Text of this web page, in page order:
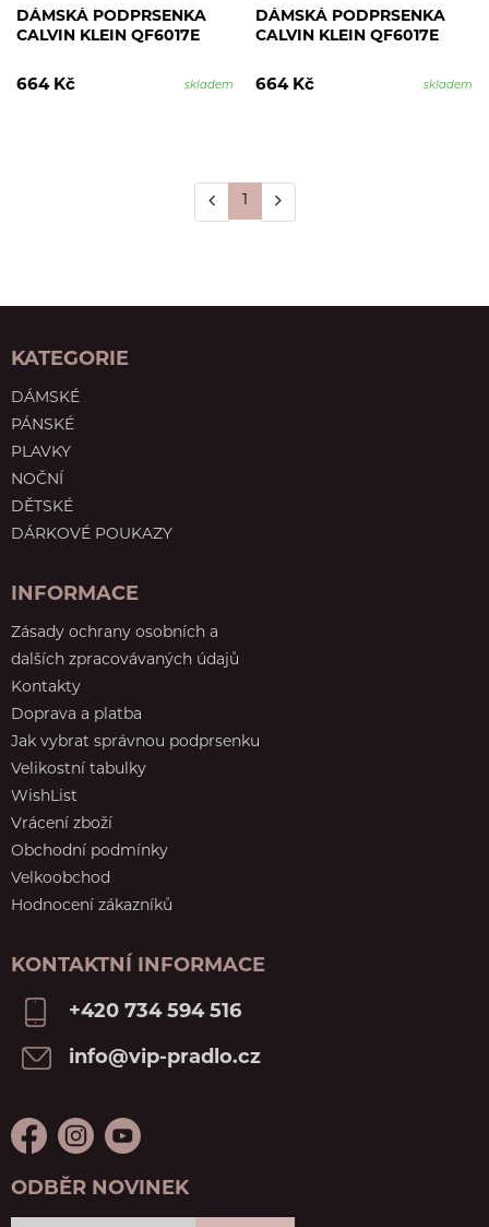
DÁMSKÁ PODPRSENKA
CALVIN KLEIN QF6017E
664 Kč skladem
DÁMSKÁ PODPRSENKA
CALVIN KLEIN QF6017E
664 Kč skladem
1
KATEGORIE
DÁMSKÉ
PÁNSKÉ
PLAVKY
NOČNÍ
DĚTSKÉ
DÁRKOVÉ POUKAZY
INFORMACE
Zásady ochrany osobních a
dalších zpracovávaných údajů
Kontakty
Doprava a platba
Jak vybrat správnou podprsenku
Velikostní tabulky
WishList
Vrácení zboží
Obchodní podmínky
Velkoobchod
Hodnocení zákazníků
KONTAKTNÍ INFORMACE
+420 734 594 516
info@vip-pradlo.cz
ODBĚR NOVINEK